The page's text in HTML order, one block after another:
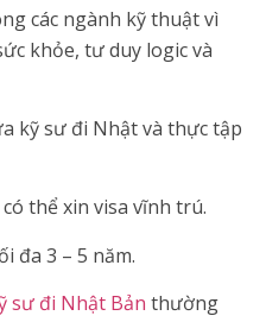
các ngành kỹ thuật vì
khỏe, tư duy logic và
kỹ sư đi Nhật và thực tập
thể xin visa vĩnh trú.
đa 3 – 5 năm.
sư đi Nhật Bản thường